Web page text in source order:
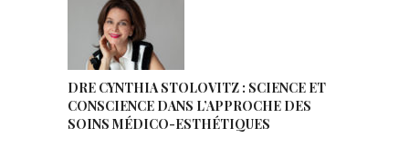
DRE CYNTHIA STOLOVITZ : SCIENCE ET
CONSCIENCE DANS L’APPROCHE DES
SOINS MÉDICO-ESTHÉTIQUES